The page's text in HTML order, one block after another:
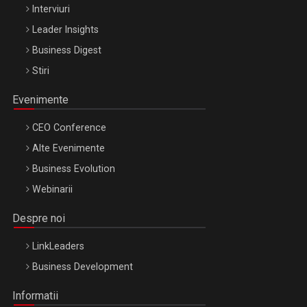
Interviuri
Leader Insights
Business Digest
Stiri
Evenimente
CEO Conference
Alte Evenimente
Business Evolution
Webinarii
Despre noi
LinkLeaders
Business Development
Informatii